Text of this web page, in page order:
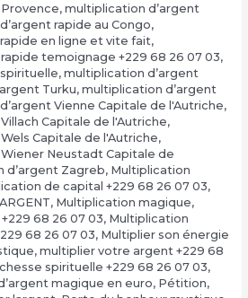
, multiplication d’argent
rapide au Congo,
en ligne et vite fait,
temoignage +229 68 26 07 03,
, multiplication d’argent
Turku, multiplication d’argent
Vienne Capitale de l'Autriche,
Capitale de l'Autriche,
Capitale de l'Autriche,
Neustadt Capitale de
d’argent Zagreb, Multiplication
de capital +229 68 26 07 03,
, Multiplication magique,
68 26 07 03, Multiplication
68 26 07 03, Multiplier son énergie
, multiplier votre argent +229 68
spirituelle +229 68 26 07 03,
magique en euro, Pétition,